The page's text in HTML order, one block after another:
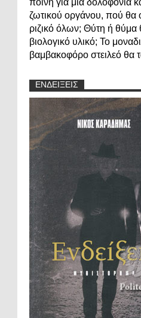
ζωτικού οργάνου, πού θα
ριζικό όλων; Θύτη ή θύμα
βιολογικό υλικό; Το
βαμβακοφόρο στειλεό θα
ΕΝΔΕΙΞΕΙΣ